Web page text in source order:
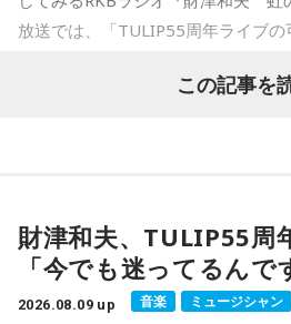
賞。TVアニメ、実写映画等、多く
す大ヒット作品となり2026年6月完
■放送日時：2026年8月16日（日）
■パーソナリティ：吉田尚記
■ゲスト：小山宙哉
放送では、「TULIP55周年ライブ
た古今のトピックスが盛りだくさん
この記事を
財津和夫、TULIP55周
「今でも迷ってるんで
2026.08.09 up 音楽 ミュージシャン